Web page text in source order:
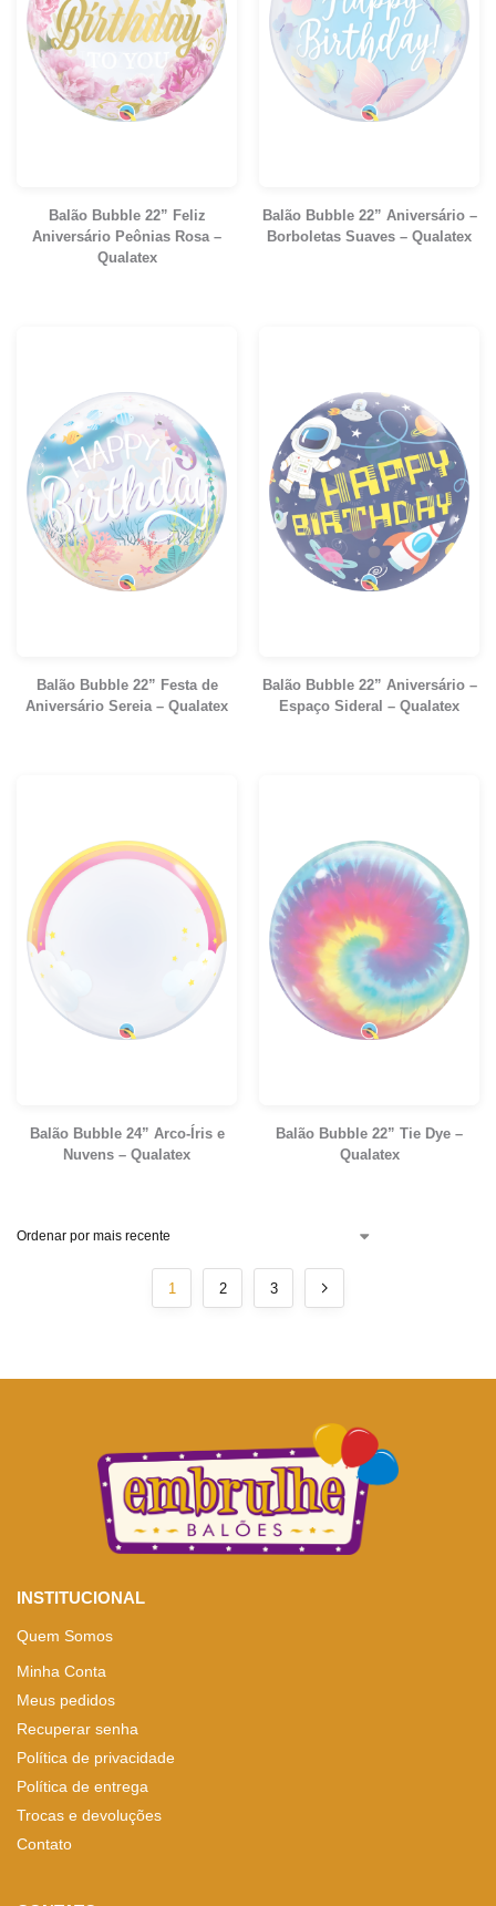
Balão Bubble 22” Feliz
Aniversário Peônias Rosa –
Qualatex
Balão Bubble 22” Aniversário –
Borboletas Suaves – Qualatex
Balão Bubble 22” Festa de
Aniversário Sereia – Qualatex
Balão Bubble 22” Aniversário –
Espaço Sideral – Qualatex
Balão Bubble 24” Arco-Íris e
Nuvens – Qualatex
Balão Bubble 22” Tie Dye –
Qualatex
1 2 3
INSTITUCIONAL
Quem Somos
Minha Conta
Meus pedidos
Recuperar senha
Política de privacidade
Política de entrega
Trocas e devoluções
Contato